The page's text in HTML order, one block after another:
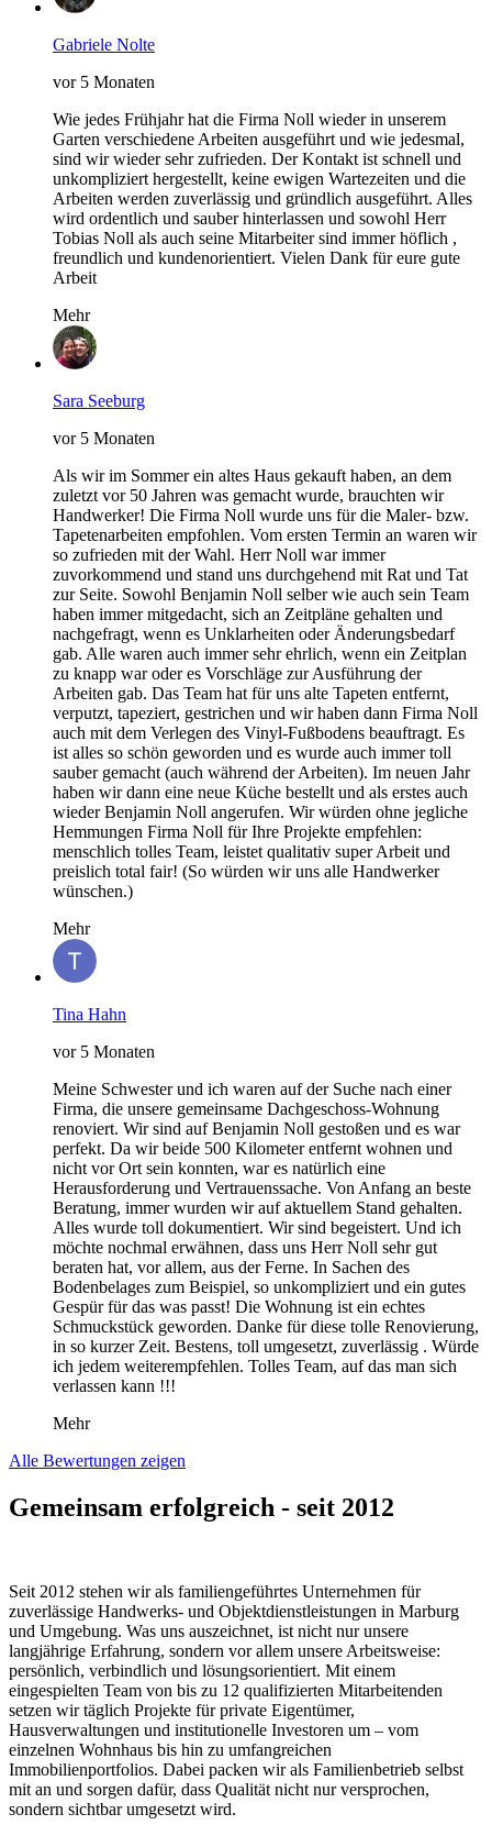
Gabriele Nolte
vor 5 Monaten
Wie jedes Frühjahr hat die Firma Noll wieder in unserem
Garten verschiedene Arbeiten ausgeführt und wie jedesmal,
sind wir wieder sehr zufrieden. Der Kontakt ist schnell und
unkompliziert hergestellt, keine ewigen Wartezeiten und die
Arbeiten werden zuverlässig und gründlich ausgeführt. Alles
wird ordentlich und sauber hinterlassen und sowohl Herr
Tobias Noll als auch seine Mitarbeiter sind immer höflich ,
freundlich und kundenorientiert. Vielen Dank für eure gute
Arbeit
Mehr
Sara Seeburg
vor 5 Monaten
Als wir im Sommer ein altes Haus gekauft haben, an dem
zuletzt vor 50 Jahren was gemacht wurde, brauchten wir
Handwerker! Die Firma Noll wurde uns für die Maler- bzw.
Tapetenarbeiten empfohlen. Vom ersten Termin an waren wir
so zufrieden mit der Wahl. Herr Noll war immer
zuvorkommend und stand uns durchgehend mit Rat und Tat
zur Seite. Sowohl Benjamin Noll selber wie auch sein Team
haben immer mitgedacht, sich an Zeitpläne gehalten und
nachgefragt, wenn es Unklarheiten oder Änderungsbedarf
gab. Alle waren auch immer sehr ehrlich, wenn ein Zeitplan
zu knapp war oder es Vorschläge zur Ausführung der
Arbeiten gab. Das Team hat für uns alte Tapeten entfernt,
verputzt, tapeziert, gestrichen und wir haben dann Firma Noll
auch mit dem Verlegen des Vinyl-Fußbodens beauftragt. Es
ist alles so schön geworden und es wurde auch immer toll
sauber gemacht (auch während der Arbeiten). Im neuen Jahr
haben wir dann eine neue Küche bestellt und als erstes auch
wieder Benjamin Noll angerufen. Wir würden ohne jegliche
Hemmungen Firma Noll für Ihre Projekte empfehlen:
menschlich tolles Team, leistet qualitativ super Arbeit und
preislich total fair! (So würden wir uns alle Handwerker
wünschen.)
Mehr
Tina Hahn
vor 5 Monaten
Meine Schwester und ich waren auf der Suche nach einer
Firma, die unsere gemeinsame Dachgeschoss-Wohnung
renoviert. Wir sind auf Benjamin Noll gestoßen und es war
perfekt. Da wir beide 500 Kilometer entfernt wohnen und
nicht vor Ort sein konnten, war es natürlich eine
Herausforderung und Vertrauenssache. Von Anfang an beste
Beratung, immer wurden wir auf aktuellem Stand gehalten.
Alles wurde toll dokumentiert. Wir sind begeistert. Und ich
möchte nochmal erwähnen, dass uns Herr Noll sehr gut
beraten hat, vor allem, aus der Ferne. In Sachen des
Bodenbelages zum Beispiel, so unkompliziert und ein gutes
Gespür für das was passt! Die Wohnung ist ein echtes
Schmuckstück geworden. Danke für diese tolle Renovierung,
in so kurzer Zeit. Bestens, toll umgesetzt, zuverlässig . Würde
ich jedem weiterempfehlen. Tolles Team, auf das man sich
verlassen kann !!!
Mehr
Alle Bewertungen zeigen
Gemeinsam erfolgreich - seit 2012
Seit 2012 stehen wir als familiengeführtes Unternehmen für
zuverlässige Handwerks- und Objektdienstleistungen in Marburg
und Umgebung. Was uns auszeichnet, ist nicht nur unsere
langjährige Erfahrung, sondern vor allem unsere Arbeitsweise:
persönlich, verbindlich und lösungsorientiert. Mit einem
eingespielten Team von bis zu 12 qualifizierten Mitarbeitenden
setzen wir täglich Projekte für private Eigentümer,
Hausverwaltungen und institutionelle Investoren um – vom
einzelnen Wohnhaus bis hin zu umfangreichen
Immobilienportfolios. Dabei packen wir als Familienbetrieb selbst
mit an und sorgen dafür, dass Qualität nicht nur versprochen,
sondern sichtbar umgesetzt wird.